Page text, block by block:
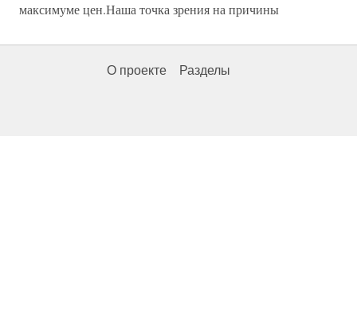
максимуме цен.Наша точка зрения на причины
О проекте Разделы